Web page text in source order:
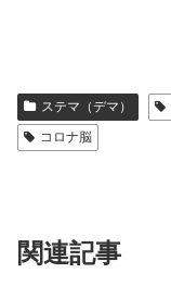
ステマ（デマ）
コロナ脳
関連記事